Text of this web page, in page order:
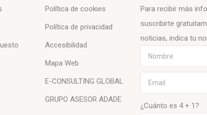
Política de cookies
Política de privacidad
Accesibilidad
Mapa Web
E-CONSULTING GLOBAL
GRUPO ASESOR ADADE
Para recibir más
suscribirte
noticias, indica tu
¿Cuánto es 4 + 1?